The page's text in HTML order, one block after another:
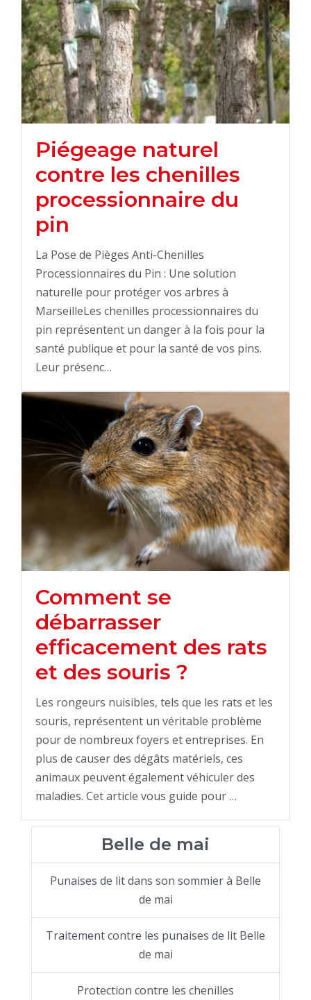
Piégeage naturel
contre les chenilles
processionnaire du
pin
La Pose de Pièges Anti-Chenilles
Processionnaires du Pin : Une solution
naturelle pour protéger vos arbres à
MarseilleLes chenilles processionnaires du
pin représentent un danger à la fois pour la
santé publique et pour la santé de vos pins.
Leur présenc…
Comment se
débarrasser
efficacement des rats
et des souris ?
Les rongeurs nuisibles, tels que les rats et les
souris, représentent un véritable problème
pour de nombreux foyers et entreprises. En
plus de causer des dégâts matériels, ces
animaux peuvent également véhiculer des
maladies. Cet article vous guide pour …
Belle de mai
Punaises de lit dans son sommier à Belle
de mai
Traitement contre les punaises de lit Belle
de mai
Protection contre les chenilles